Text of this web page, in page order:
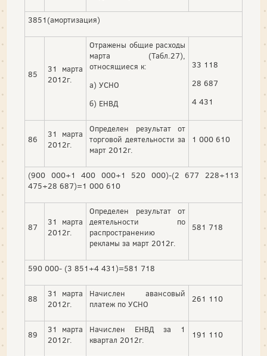
3851(амортизация)
85
31 марта
2012г.
Отражены общие расходы
марта (Табл.27),
относящиеся к:
а) УСНО
б) ЕНВД
33 118
28 687
4 431
86
31 марта
2012г.
Определен результат от
торговой деятельности за
март 2012г.
1 000 610
(900 000+1 400 000+1 520 000)-(2 677 228+113
475+28 687)=1 000 610
87
31 марта
2012г.
Определен результат от
деятельности по
распространению
рекламы за март 2012г.
581 718
590 000- (3 851+4 431)=581 718
88
31 марта
2012г.
Начислен авансовый
платеж по УСНО
261 110
89
31 марта
2012г.
Начислен ЕНВД за 1
квартал 2012г.
191 110